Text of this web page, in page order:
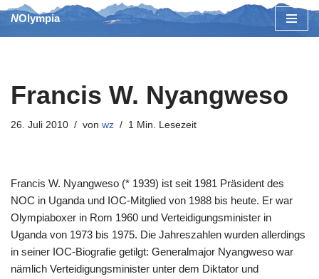
Zum
NOlympia
Francis W. Nyangweso
26. Juli 2010 von wz 1 Min. Lesezeit
Francis W. Nyangweso (* 1939) ist seit 1981 Präsident des
NOC in Uganda und IOC-Mitglied von 1988 bis heute. Er war
Olympiaboxer in Rom 1960 und Verteidigungsminister in
Uganda von 1973 bis 1975. Die Jahreszahlen wurden allerdings
in seiner IOC-Biografie getilgt: Generalmajor Nyangweso war
nämlich Verteidigungsminister unter dem Diktator und